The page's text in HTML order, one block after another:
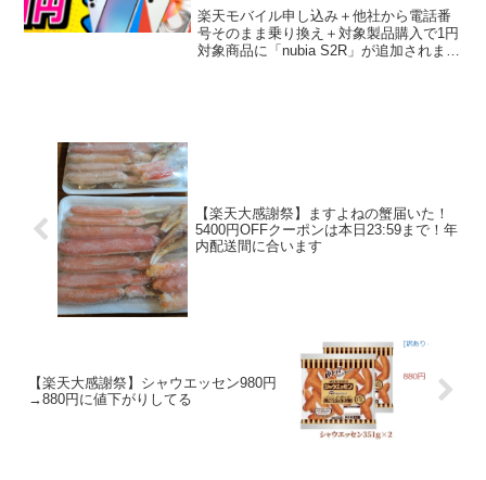
1円！
楽天モバイル申し込み＋他社から電話番
号そのまま乗り換え＋対象製品購入で1円
対象商品に「nubia S2R」が追加されまし
【楽天大感謝祭】ますよねの蟹届いた！
5400円OFFクーポンは本日23:59まで！年
内配送間に合います
【楽天大感謝祭】シャウエッセン980円
→880円に値下がりしてる